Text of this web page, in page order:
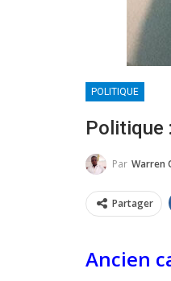
POLITIQUE
Politique
Par Warren
Partager
Ancien